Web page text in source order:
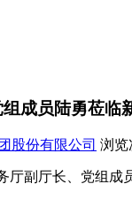
成员陆勇莅临
股份有限公司 浏览
厅副厅长、党组成